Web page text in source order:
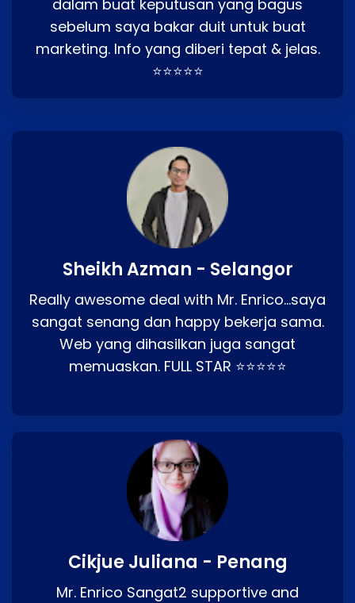
dalam buat keputusan yang bagus
sebelum saya bakar duit untuk buat
marketing. Info yang diberi tepat & jelas.
⭐⭐⭐⭐⭐
Sheikh Azman - Selangor
Really awesome deal with Mr. Enrico…saya
sangat senang dan happy bekerja sama.
Web yang dihasilkan juga sangat
memuaskan. FULL STAR ⭐⭐⭐⭐⭐
Cikjue Juliana - Penang
Mr. Enrico Sangat2 supportive and